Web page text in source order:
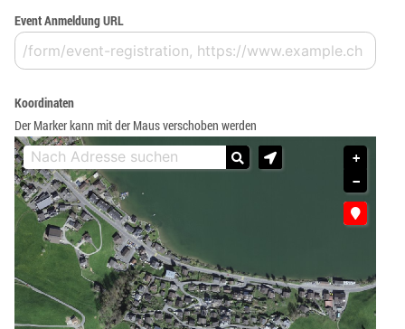
Event Anmeldung URL
Koordinaten
Der Marker kann mit der Maus verschoben werden
+
−